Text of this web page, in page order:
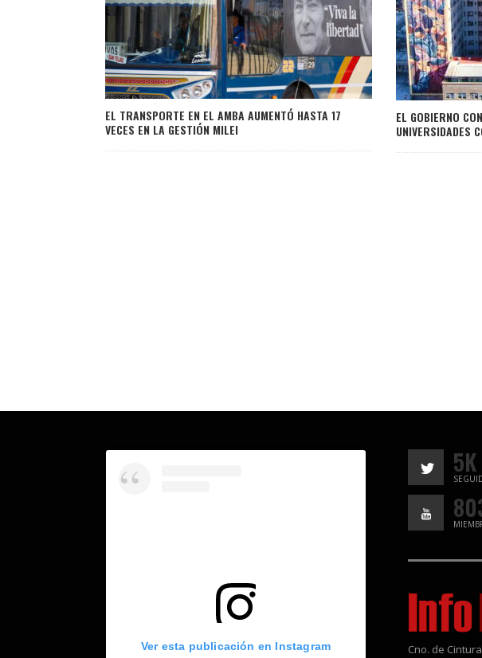
EL TRANSPORTE EN EL AMBA AUMENTÓ HASTA 17
VECES EN LA GESTIÓN MILEI
EL GOBIERNO
UNIVERSIDADES
Ver esta publicación en Instagram
5K
Cno. de